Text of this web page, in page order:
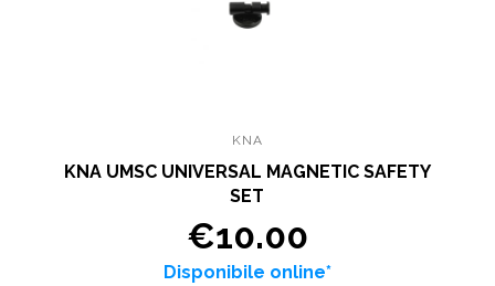
KNA
KNA UMSC UNIVERSAL MAGNETIC SAFETY
SET
€10.00
Disponibile online*